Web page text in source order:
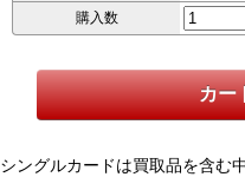
購入数
シングルカードは買取品を含む